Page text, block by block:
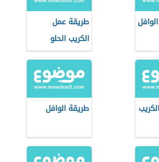
طريقة عمل
الكريب الحلو
طريقة الوافل